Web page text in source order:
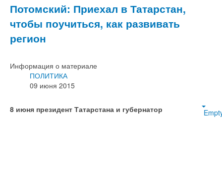
Потомский: Приехал в Татарстан,
чтобы поучиться, как развивать
регион
Информация о материале
ПОЛИТИКА
09 июня 2015
8 июня президент Татарстана и губернатор